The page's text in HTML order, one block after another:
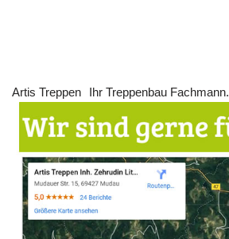
Artis Treppen Ihr Treppenbau Fachmann.